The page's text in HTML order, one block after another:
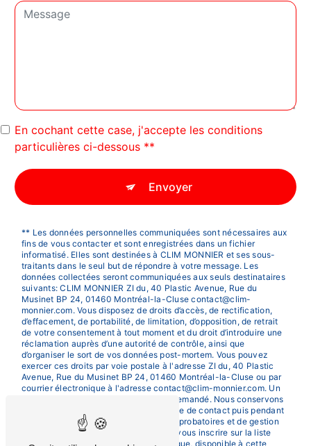
En cochant cette case, j'accepte les conditions
particulières ci-dessous **
Envoyer
** Les données personnelles communiquées sont nécessaires aux
fins de vous contacter et sont enregistrées dans un fichier
informatisé. Elles sont destinées à CLIM MONNIER et ses sous-
traitants dans le seul but de répondre à votre message. Les
données collectées seront communiquées aux seuls destinataires
suivants: CLIM MONNIER ZI du, 40 Plastic Avenue, Rue du
Musinet BP 24, 01460 Montréal-la-Cluse contact@clim-
monnier.com. Vous disposez de droits d’accès, de rectification,
d’effacement, de portabilité, de limitation, d’opposition, de retrait
de votre consentement à tout moment et du droit d’introduire une
réclamation auprès d’une autorité de contrôle, ainsi que
d’organiser le sort de vos données post-mortem. Vous pouvez
exercer ces droits par voie postale à l'adresse ZI du, 40 Plastic
Avenue, Rue du Musinet BP 24, 01460 Montréal-la-Cluse ou par
courrier électronique à l'adresse contact@clim-monnier.com. Un
justificatif d'identité pourra vous être demandé. Nous conservons
vos données pendant la période de prise de contact puis pendant
la durée de prescription légale aux fins probatoires et de gestion
des contentieux. Vous avez le droit de vous inscrire sur la liste
d'opposition au démarchage téléphonique, disponible à cette